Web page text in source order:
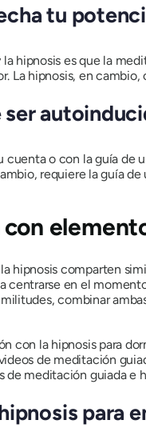
tu
hipnosis es que la
La hipnosis, en
o con la guía de
requiere la guía
hipnosis comparten
centrarse en el
combinar
con la hipnosis para
de meditación
de meditación guiada e
para